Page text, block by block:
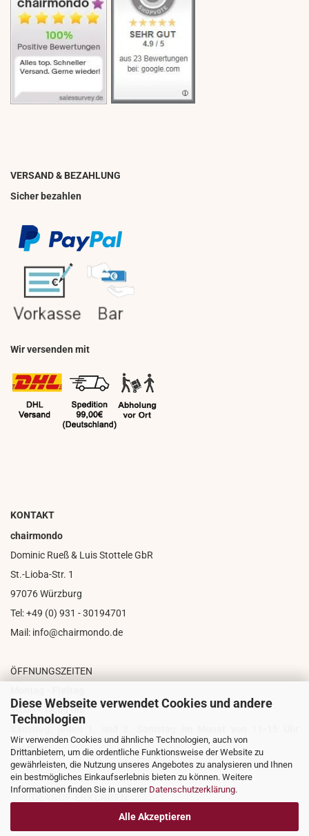
Diese Webseite verwendet Cookies und andere
Technologien
Wir verwenden Cookies und ähnliche Technologien, auch von
Drittanbietern, um die ordentliche Funktionsweise der Website zu
gewährleisten, die Nutzung unseres Angebotes zu analysieren und Ihnen
ein bestmögliches Einkaufserlebnis bieten zu können. Weitere
Informationen finden Sie in unserer Datenschutzerklärung.
Alle Akzeptieren
VERSAND & BEZAHLUNG
Sicher bezahlen
Wir versenden mit
KONTAKT
chairmondo
Dominic Rueß & Luis Stottele GbR
St.-Lioba-Str. 1
97076 Würzburg
Tel: +49 (0) 931 - 30194701
Mail: info@chairmondo.de
ÖFFNUNGSZEITEN
10:00 - 18:00 Uhr
Samstag: jeden 1. und 3. Samstag im Monat von 11-15 Uhr
geöffnet